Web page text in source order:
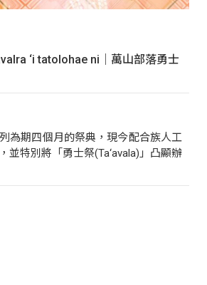
‘i tatolohae ni｜萬山部落勇士
為期四個月的祭典，現今配合族人工
並特別將「勇士祭(Ta‘avala)」凸顯辦